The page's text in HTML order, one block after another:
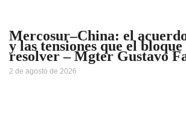
Mercosur–China: el
y las tensiones que el bloque
resolver – Mgter Gustavo
2 de agosto de 2026